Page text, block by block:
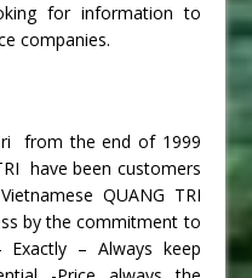
for information to
companies.
from the end of 1999
have been customers
QUANG TRI
by the commitment to
Exactly – Always keep